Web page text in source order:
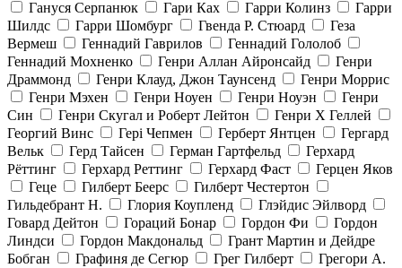
Гануся Серпанюк
Гари Ках Гарри Колинз
Гарри
Шилдс
Гарри Шомбург Гвенда Р. Стюард
Геза
Вермеш
Геннадий Гаврилов
Геннадий Гололоб
Геннадий Мохненко
Генри Аллан Айронсайд
Генри
Драммонд
Генри Клауд, Джон Таунсенд
Генри Моррис
Генри Мэхен
Генри Ноуен Генри Ноуэн
Генри
Син
Генри Скугал и Роберт Лейтон
Генри Х Геллей
Георгий Винс
Гері Чепмен Герберт Янтцен
Гергард
Вельк
Герд Тайсен Герман Гартфельд
Герхард
Рёттинг
Герхард Реттинг Герхард Фаст
Герцен Яков
Геце
Гилберт Беерс
Гилберт Честертон
Гильдебрант Н.
Глория Коупленд
Глэйдис Эйлворд
Говард Дейтон
Гораций Бонар Гордон Фи
Гордон
Линдси
Гордон Макдональд
Грант Мартин и Дейдре
Бобган
Графиня де Сегюр Грег Гилберт
Грегори А.